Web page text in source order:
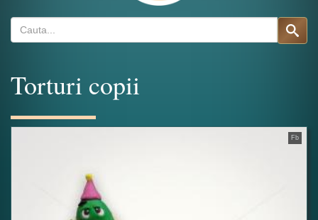
Torturi copii
Fb